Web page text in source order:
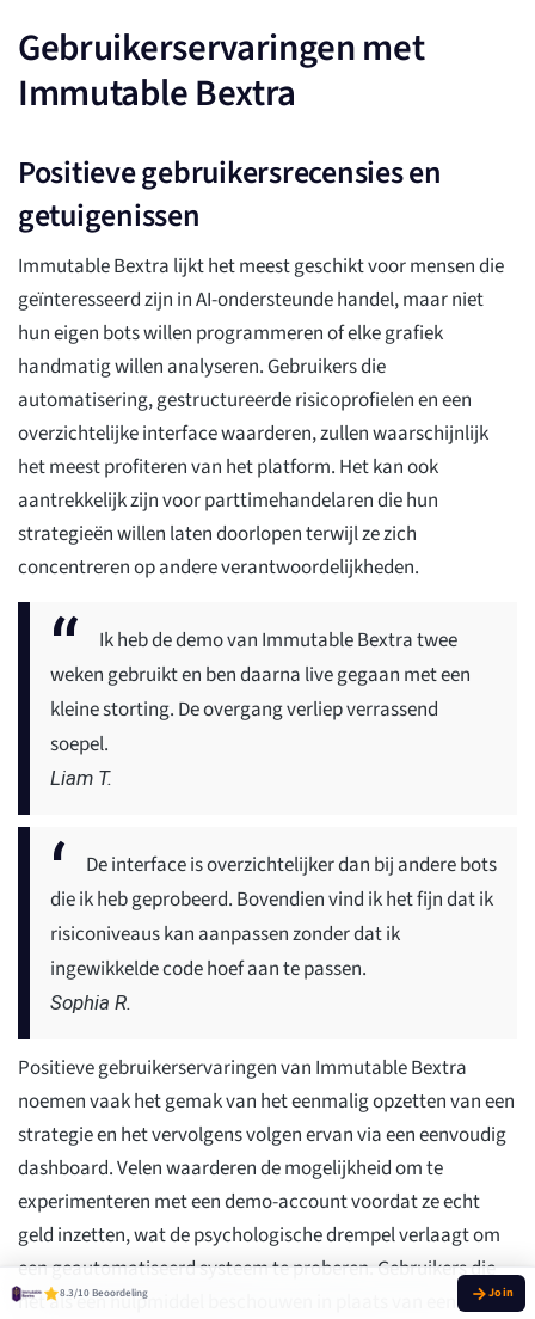
Gebruikerservaringen met
Immutable Bextra
Positieve gebruikersrecensies en
getuigenissen
Immutable Bextra lijkt het meest geschikt voor mensen die
geïnteresseerd zijn in AI-ondersteunde handel, maar niet
hun eigen bots willen programmeren of elke grafiek
handmatig willen analyseren. Gebruikers die
automatisering, gestructureerde risicoprofielen en een
overzichtelijke interface waarderen, zullen waarschijnlijk
het meest profiteren van het platform. Het kan ook
aantrekkelijk zijn voor parttimehandelaren die hun
strategieën willen laten doorlopen terwijl ze zich
concentreren op andere verantwoordelijkheden.
Ik heb de demo van Immutable Bextra twee
weken gebruikt en ben daarna live gegaan met een
kleine storting. De overgang verliep verrassend
soepel.
Liam T.
De interface is overzichtelijker dan bij andere bots
die ik heb geprobeerd. Bovendien vind ik het fijn dat ik
risiconiveaus kan aanpassen zonder dat ik
ingewikkelde code hoef aan te passen.
Sophia R.
Positieve gebruikerservaringen van Immutable Bextra
noemen vaak het gemak van het eenmalig opzetten van een
strategie en het vervolgens volgen ervan via een eenvoudig
dashboard. Velen waarderen de mogelijkheid om te
experimenteren met een demo-account voordat ze echt
geld inzetten, wat de psychologische drempel verlaagt om
een geautomatiseerd systeem te proberen. Gebruikers die
het als een hulpmiddel beschouwen in plaats van een
8.3/10 Beoordeling